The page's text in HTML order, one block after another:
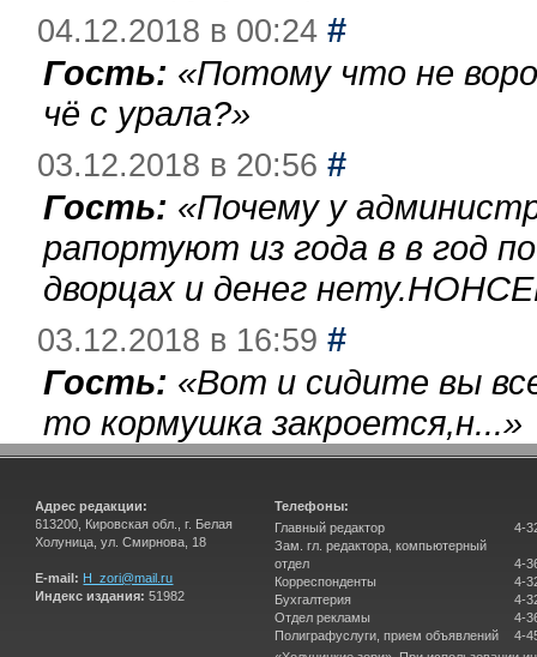
04.12.2018 в 00:24 #
Гость: «Потому что не
чё с урала?»
03.12.2018 в 20:56 #
Гость: «Почему у
рапортуют из года в в год
дворцах и денег
03.12.2018 в 16:59 #
Гость: «Вот и сидите вы
то кормушка закроется,н...»
Адрес редакции:
613200, Кировская обл., г. Белая
Холуница, ул. Смирнова, 18
E-mail: H_zori@mail.ru
Индекс издания: 51982
Телефоны:
Главный редактор
Зам. гл. редактора, компьютерный
отдел
Корреспонденты
Бухгалтерия
Отдел рекламы
Полиграфуслуги, прием объявлений
4-
4-
4-
4-
4-
4-